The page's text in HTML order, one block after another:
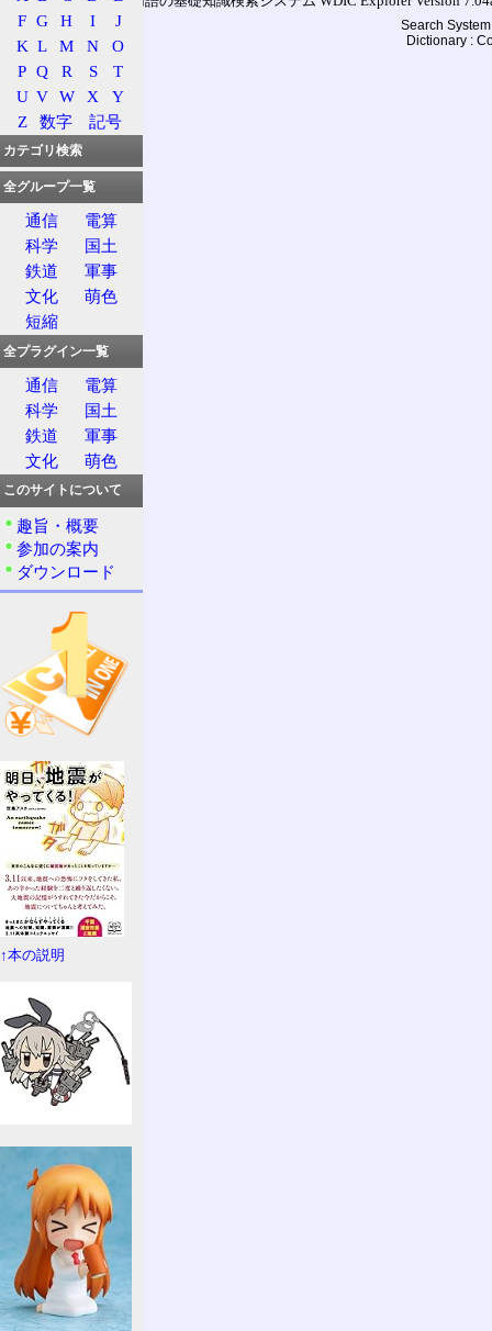
Search
Dictionary :
F G H I
J
K L M N
O
P Q R S
T
U V W X
Y
Z
数字 記号
カテゴリ検索
全グループ一覧
通信
電算
科学
国土
鉄道
軍事
文化
萌色
短縮
全プラグイン一覧
通信
電算
科学
国土
鉄道
軍事
文化
萌色
このサイトについて
趣旨・概要
参加の案内
ダウンロード
↑本の説明